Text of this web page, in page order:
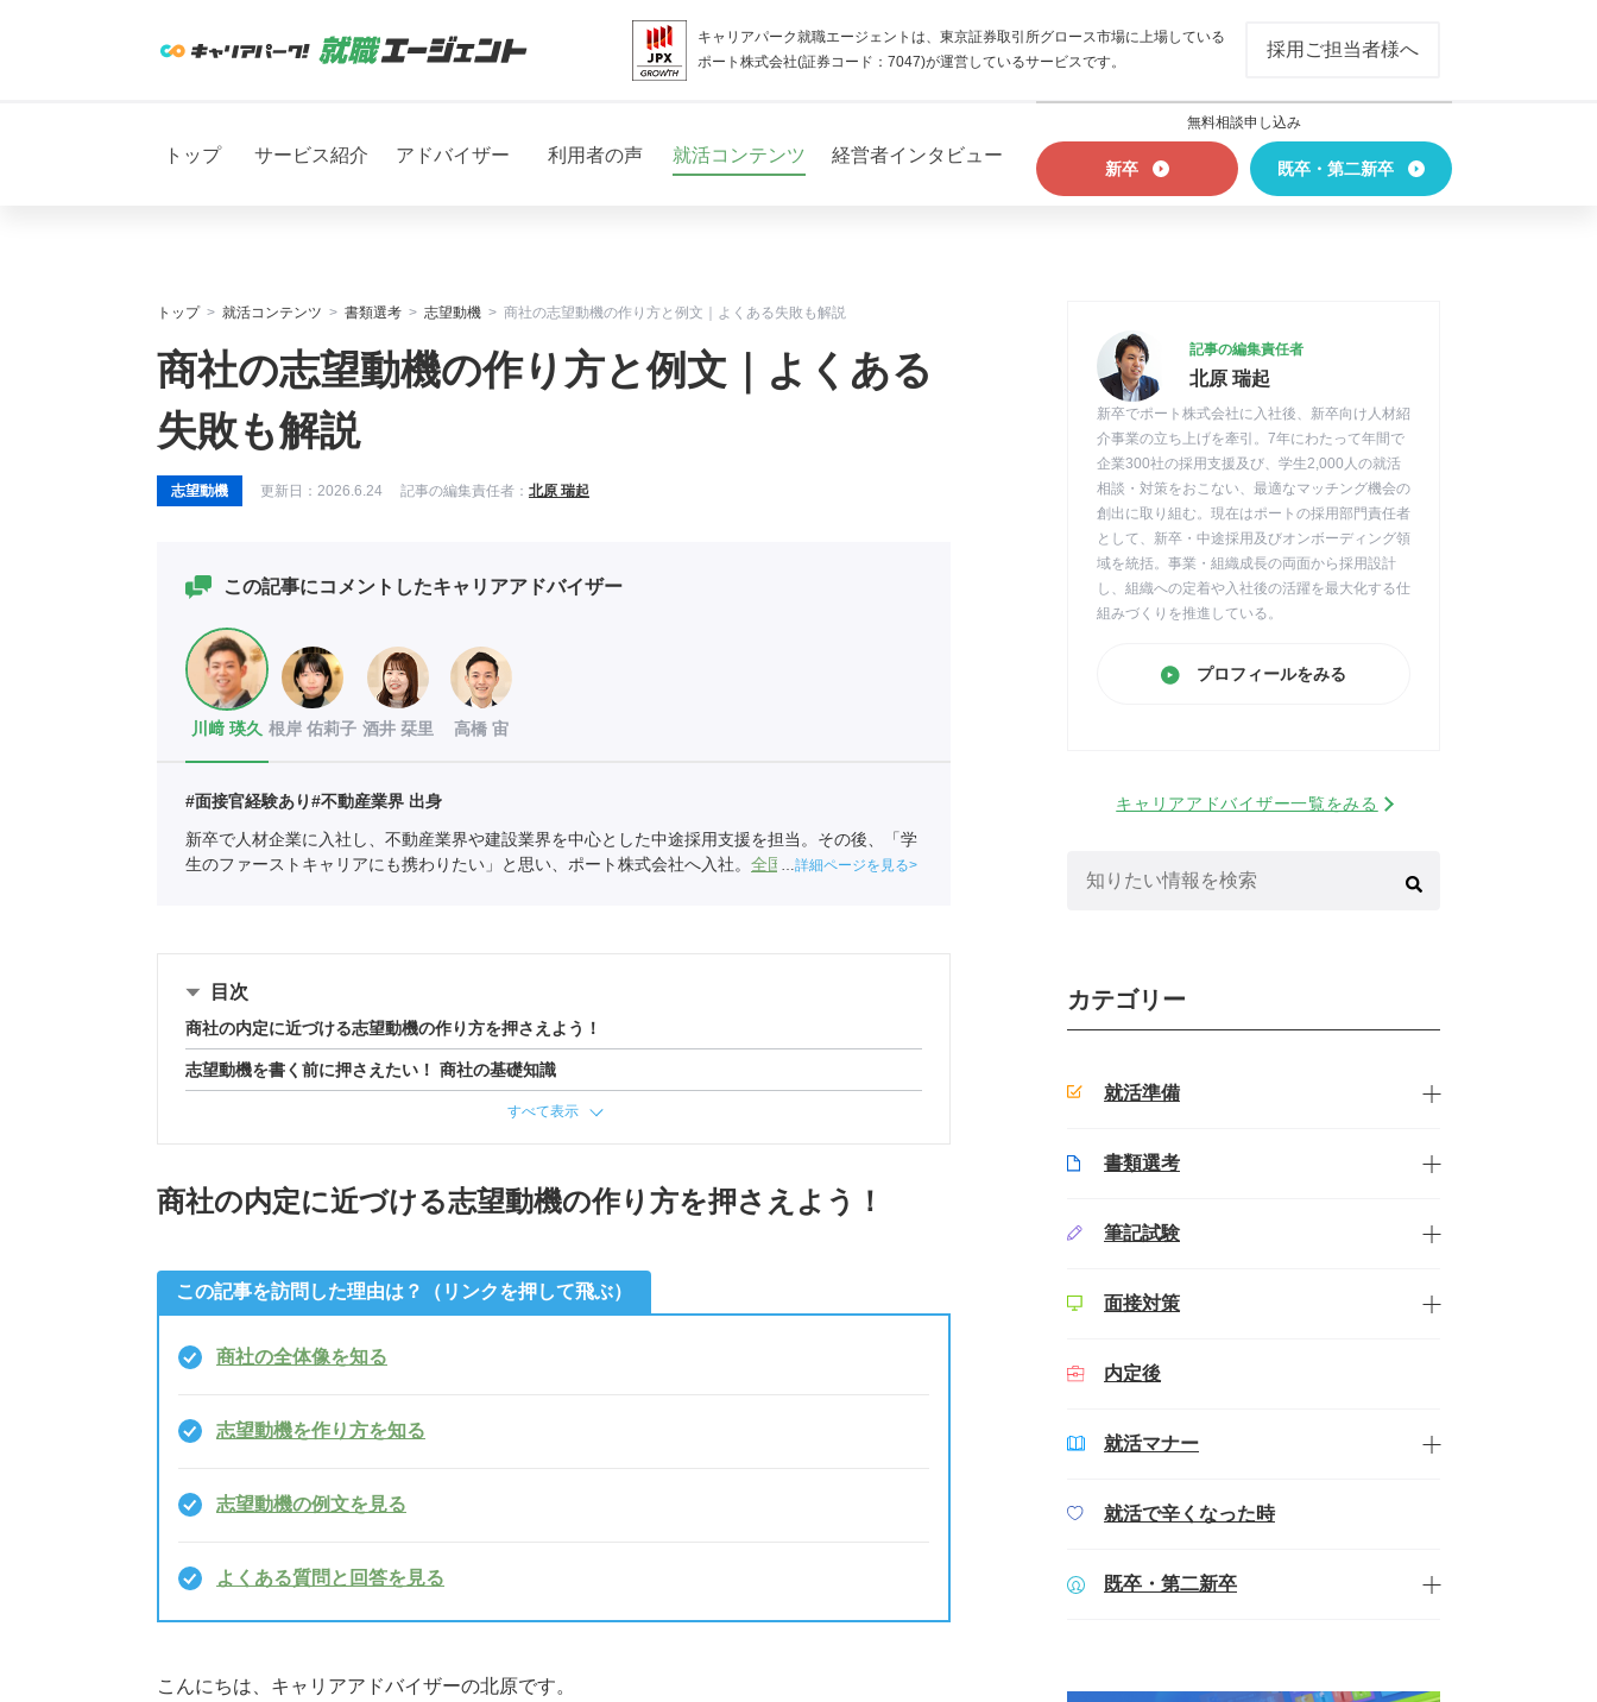
キャリアパーク就職エージェントは、東京証券取引所グロース市場に上場している
ポート株式会社(証券コード：7047)が運営しているサービスです。
採用ご担当者様へ
トップ サービス紹介 アドバイザー 利用者の声 就活コンテンツ 経営者インタビュー
無料相談申し込み
新卒 既卒・第二新卒
トップ 就活コンテンツ 書類選考 志望動機 商社の志望動機の作り方と例文｜よくある失敗も解説
商社の志望動機の作り方と例文｜よくある
失敗も解説
志望動機 更新日： 2026.6.24 記事の編集責任者： 北原 瑞起
この記事にコメントしたキャリアアドバイザー
川﨑 瑛久 根岸 佑莉子 酒井 栞里 高橋 宙
#面接官経験あり#不動産業界 出身
新卒で人材企業に入社し、不動産業界や建設業界を中心とした中途採用支援を担当。その後、「学
生のファーストキャリアにも携わりたい」と思い、ポート株式会社へ入社。 全国民営職業紹介事業
詳細ページを見る
目次
商社の内定に近づける志望動機の作り方を押さえよう！
志望動機を書く前に押さえたい！ 商社の基礎知識
すべて表示
商社の内定に近づける志望動機の作り方を押さえよう！
この記事を訪問した理由は？（リンクを押して飛ぶ）
商社の全体像を知る
志望動機を作り方を知る
志望動機の例文を見る
よくある質問と回答を見る
こんにちは、キャリアアドバイザーの北原です。
記事の編集責任者
北原 瑞起
新卒でポート株式会社に入社後、新卒向け人材紹
介事業の立ち上げを牽引。7年にわたって年間で
企業300社の採用支援及び、学生2,000人の就活
相談・対策をおこない、最適なマッチング機会の
創出に取り組む。現在はポートの採用部門責任者
として、新卒・中途採用及びオンボーディング領
域を統括。事業・組織成長の両面から採用設計
し、組織への定着や入社後の活躍を最大化する仕
組みづくりを推進している。
プロフィールをみる
キャリアアドバイザー一覧をみる
カテゴリー
就活準備
書類選考
筆記試験
面接対策
内定後
就活マナー
就活で辛くなった時
既卒・第二新卒